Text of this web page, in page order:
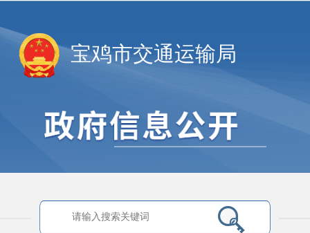
宝鸡市交通运输局